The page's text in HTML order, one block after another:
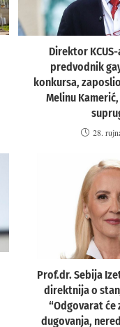
Direktor
predvodnik
konkursa,
Melinu
28.
Prof.dr. Sebija
direktnija o
“Odgovarat će
dugovanja,